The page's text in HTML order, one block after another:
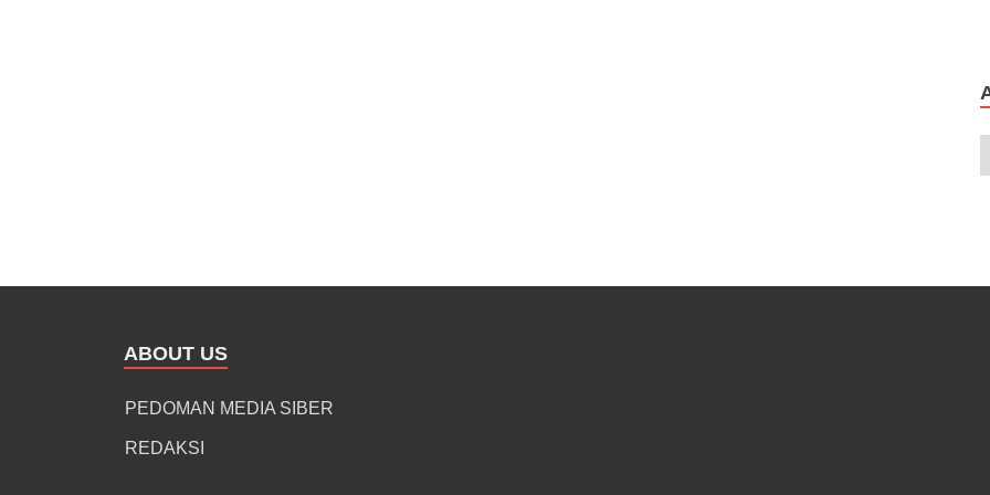
ABOUT US
PEDOMAN MEDIA SIBER
REDAKSI